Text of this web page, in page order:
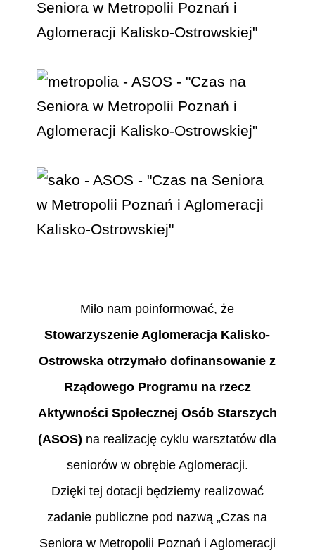
Miło nam poinformować, że
Stowarzyszenie Aglomeracja Kalisko-
Ostrowska otrzymało dofinansowanie z
Rządowego Programu na rzecz
Aktywności Społecznej Osób Starszych
(ASOS) na realizację cyklu warsztatów dla
seniorów w obrębie Aglomeracji.
Dzięki tej dotacji będziemy realizować
zadanie publiczne pod nazwą „Czas na
Seniora w Metropolii Poznań i Aglomeracji